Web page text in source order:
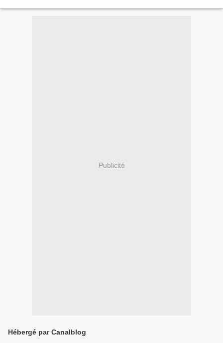
Publicité
Hébergé par Canalblog